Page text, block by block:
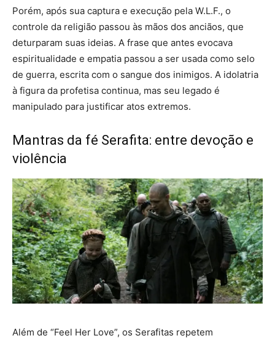
Porém, após sua captura e execução pela W.L.F., o
controle da religião passou às mãos dos anciãos, que
deturparam suas ideias. A frase que antes evocava
espiritualidade e empatia passou a ser usada como selo
de guerra, escrita com o sangue dos inimigos. A idolatria
à figura da profetisa continua, mas seu legado é
manipulado para justificar atos extremos.
Mantras da fé Serafita: entre devoção e
violência
Além de “Feel Her Love”, os Serafitas repetem